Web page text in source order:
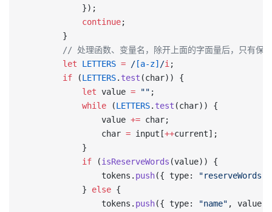
            });
            continue
;
        }
// 处理函数、变量名，除开上面的字面量后，只有保
        let
LETTERS = / [a-z] /i ;
        if
(LETTERS. test (char)) {
            let
value = "" ;
            while
(LETTERS. test (char)) {
                value
+= char;
                char
= input[++current];
            }
            if
(isReserveWords (value)) {
                tokens.
push({ type: "reserveWords"
            }
else {
                tokens.
push({ type: "name" , value